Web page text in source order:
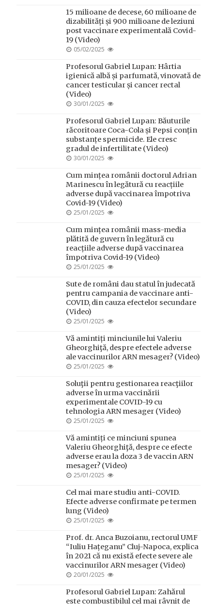
15 milioane de decese, 60 milioane de
dizabilități și 900 milioane de leziuni
post vaccinare experimentală Covid-
19 (Video)
POSTED
05/02/2025
Profesorul Gabriel Lupan: Hârtia
igienică albă și parfumată, vinovată de
cancer testicular și cancer rectal
(Video)
POSTED
30/01/2025
Profesorul Gabriel Lupan: Băuturile
răcoritoare Coca-Cola și Pepsi conțin
substanțe spermicide. Ele cresc
gradul de infertilitate (Video)
POSTED
30/01/2025
Cum mințea românii doctorul Adrian
Marinescu în legătură cu reacțiile
adverse după vaccinarea împotriva
Covid-19 (Video)
POSTED
25/01/2025
Cum mințea românii mass-media
plătită de guvern în legătură cu
reacțiile adverse după vaccinarea
împotriva Covid-19 (Video)
POSTED
25/01/2025
Sute de români dau statul în judecată
pentru campania de vaccinare anti-
COVID, din cauza efectelor secundare
(Video)
POSTED
25/01/2025
Vă amintiți minciunile lui Valeriu
Gheorghiţă, despre efectele adverse
ale vaccinurilor ARN mesager? (Video)
POSTED
25/01/2025
Soluţii pentru gestionarea reacţiilor
adverse în urma vaccinării
experimentale COVID-19 cu
tehnologia ARN mesager (Video)
POSTED
25/01/2025
Vă amintiți ce minciuni spunea
Valeriu Gheorghiţă, despre ce efecte
adverse erau la doza 3 de vaccin ARN
mesager? (Video)
POSTED
25/01/2025
Cel mai mare studiu anti-COVID.
Efecte adverse confirmate pe termen
lung (Video)
POSTED
25/01/2025
Prof. dr. Anca Buzoianu, rectorul UMF
“Iuliu Hațeganu” Cluj-Napoca, explica
în 2021 că nu există efecte severe ale
vaccinurilor ARN mesager (Video)
POSTED
20/01/2025
Profesorul Gabriel Lupan: Zahărul
este combustibilul cel mai râvnit de